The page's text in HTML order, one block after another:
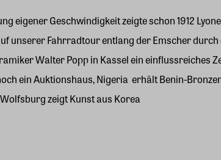
eigener Geschwindigkeit zeigte schon 1912
unserer Fahrradtour entlang der Emscher durch
Walter Popp in Kassel ein einflussreiches
ein Auktionshaus, Nigeria erhält Benin-
zeigt Kunst aus Korea